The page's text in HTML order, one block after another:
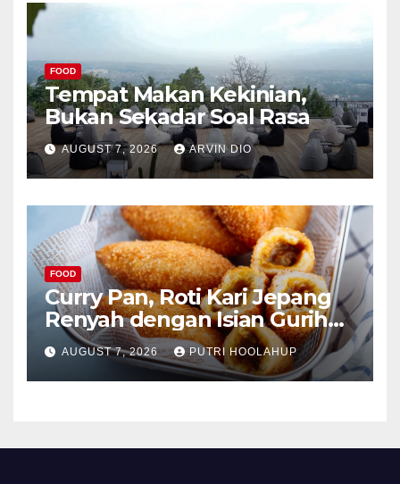
FOOD
Tempat Makan Kekinian,
Bukan Sekadar Soal Rasa
AUGUST 7, 2026 ARVIN DIO
FOOD
Curry Pan, Roti Kari Jepang
Renyah dengan Isian Gurih
Menggoda
AUGUST 7, 2026 PUTRI HOOLAHUP